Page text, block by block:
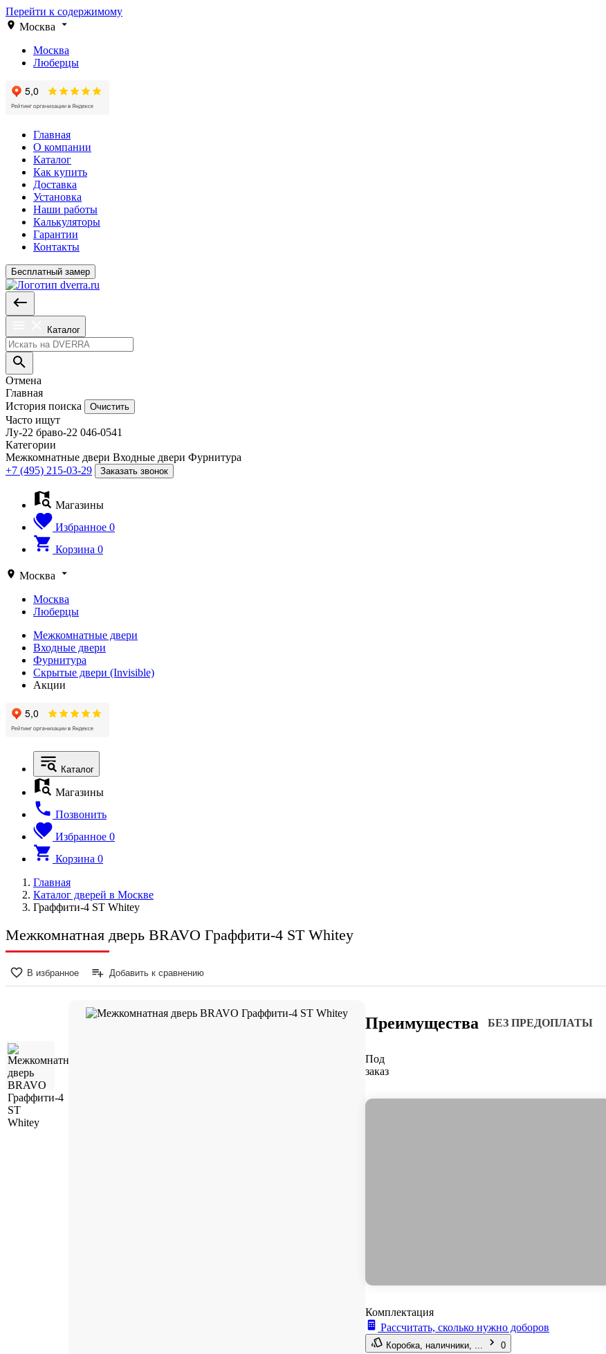
Перейти к содержимому
Москва
Москва
Люберцы
Главная
О компании
Каталог
Как купить
Доставка
Установка
Наши работы
Калькуляторы
Гарантии
Контакты
Бесплатный замер
Каталог
Отмена
Главная
История поиска
Очистить
Часто ищут
Лу-22 браво-22 046-0541
Категории
Межкомнатные двери Входные двери Фурнитура
+7 (495) 215-03-29
Заказать звонок
Магазины
Избранное 0
Корзина 0
Москва
Москва
Люберцы
Межкомнатные двери
Входные двери
Фурнитура
Скрытые двери (Invisible)
Акции
Каталог
Магазины
Позвонить
Избранное 0
Корзина 0
Главная
Каталог дверей в Москве
Граффити-4 ST Whitey
Межкомнатная дверь BRAVO Граффити-4 ST Whitey
В избранное Добавить к сравнению
Преимущества БЕЗ ПРЕДОПЛАТЫ
Под
заказ
Комплектация
Рассчитать, сколько нужно доборов
Коробка, наличники, ... 0